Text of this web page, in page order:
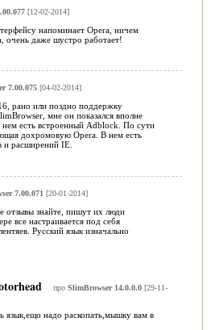
[12-02-2014]
напоминает Opera, ничем
очень даже шустро работает!
7.00.075[04-02-2014]
рано или поздно поддержку
мне он показался вполне
есть встроенный Adblock. По сути
дохромовую Opera. В нем есть
и расширений IE.
7.00.071 [20-01-2014]
отзывы знайте, пишут их люди
все настраивается под себя
Русский язык изначально
про SlimBrowser 14.0.0.0[29-11-
язык,ещо надо раскопать,мышку вам в